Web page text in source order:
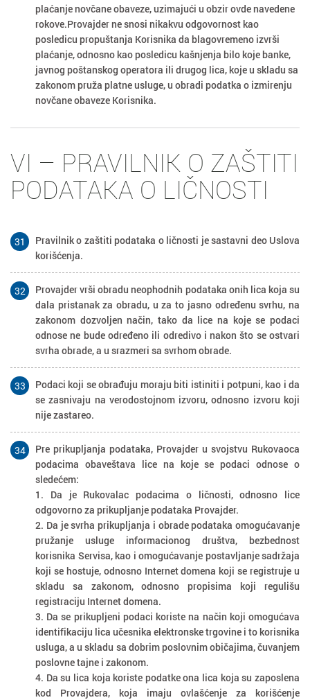
plaćanje novčane obaveze, uzimajući u obzir ovde navedene
rokove.Provajder ne snosi nikakvu odgovornost kao
posledicu propuštanja Korisnika da blagovremeno izvrši
plaćanje, odnosno kao posledicu kašnjenja bilo koje banke,
javnog poštanskog operatora ili drugog lica, koje u skladu sa
zakonom pruža platne usluge, u obradi podatka o izmirenju
novčane obaveze Korisnika.
VI – PRAVILNIK O ZAŠTITI
PODATAKA O LIČNOSTI
31
Pravilnik o zaštiti podataka o ličnosti je sastavni deo Uslova
korišćenja.
32
Provajder vrši obradu neophodnih podataka onih lica koja su
dala pristanak za obradu, u za to jasno određenu svrhu, na
zakonom dozvoljen način, tako da lice na koje se podaci
odnose ne bude određeno ili odredivo i nakon što se ostvari
svrha obrade, a u srazmeri sa svrhom obrade.
33
Podaci koji se obrađuju moraju biti istiniti i potpuni, kao i da
se zasnivaju na verodostojnom izvoru, odnosno izvoru koji
nije zastareo.
34
Pre prikupljanja podataka, Provajder u svojstvu Rukovaoca
podacima obaveštava lice na koje se podaci odnose o
sledećem:
1. Da je Rukovalac podacima o ličnosti, odnosno lice
odgovorno za prikupljanje podataka Provajder.
2. Da je svrha prikupljanja i obrade podataka omogućavanje
pružanje usluge informacionog društva, bezbednost
korisnika Servisa, kao i omogućavanje postavljanje sadržaja
koji se hostuje, odnosno Internet domena koji se registruje u
skladu sa zakonom, odnosno propisima koji regulišu
registraciju Internet domena.
3. Da se prikupljeni podaci koriste na način koji omogućava
identifikaciju lica učesnika elektronske trgovine i to korisnika
usluga, a u skladu sa dobrim poslovnim običajima, čuvanjem
poslovne tajne i zakonom.
4. Da su lica koja koriste podatke ona lica koja su zaposlena
kod Provajdera, koja imaju ovlašćenje za korišćenje